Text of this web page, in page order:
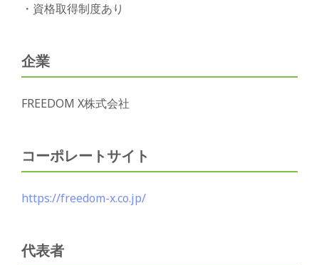
・資格取得制度あり
企業
FREEDOM X株式会社
コーポレートサイト
https://freedom-x.co.jp/
代表者